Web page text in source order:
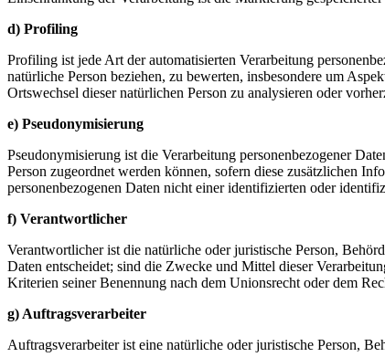
d) Profiling
Profiling ist jede Art der automatisierten Verarbeitung
natürliche Person beziehen, zu bewerten, insbesondere um
Ortswechsel dieser natürlichen Person zu analysieren oder
e) Pseudonymisierung
Pseudonymisierung ist die Verarbeitung personenbezogener
Person zugeordnet werden können, sofern diese zusätzlichen
personenbezogenen Daten nicht einer identifizierten oder
f) Verantwortlicher
Verantwortlicher ist die natürliche oder juristische Person,
Daten entscheidet; sind die Zwecke und Mittel dieser
Kriterien seiner Benennung nach dem Unionsrecht oder dem
g) Auftragsverarbeiter
Auftragsverarbeiter ist eine natürliche oder juristische Person,